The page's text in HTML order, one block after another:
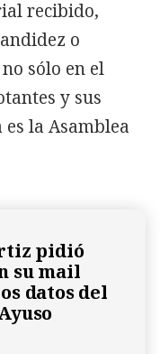
recibido,
o
sólo en el
y sus
la Asamblea
pidió
su mail
datos del